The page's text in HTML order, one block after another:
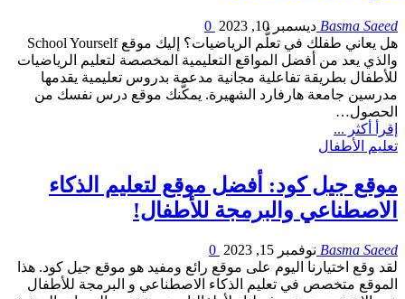
Basma Saeed ديسمبر 10, 2023
هل يعاني طفلك في تعلُّم الرياضيات؟ إليك موقع School Yourself
والذي يعد من أفضل المواقع التعليمية المخصصة لتعليم الرياضيات
للأطفال بطريقة تفاعلية مجانية مدعمة بدروس تعليمية يقدمها
مدرسين جامعة هارفارد الشهيرة. يمكَّنك موقع درس نفسك من
الحصول…
إقرأ أكثر ...
تعليم الأطفال
موقع جيل كود: أفضل موقع لتعليم الذكاء
الاصطناعي والبرمجة للأطفال!
Basma Saeed نوفمبر 15, 2023
لقد وقع اختيارنا اليوم على موقع رائع ومفيد هو موقع جيل كود. هذا
الموقع متخصص في تعليم الذكاء الاصطناعي و البرمجة للأطفال